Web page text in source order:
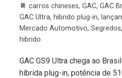
carros chineses, GAC, GAC
GAC Ultra, hibrido plug-in,
Mercado Automotivo, Segredos,
hibrido
GAC GS9 Ultra chega ao
híbrida plug-in, potência de